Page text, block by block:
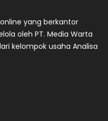
yang berkantor
oleh PT. Media Warta
kelompok usaha Analisa